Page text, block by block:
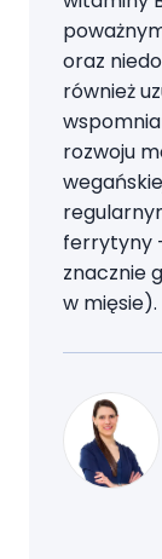
oraz
również
rozwoju
ferrytyny
znacznie
w mięsie).